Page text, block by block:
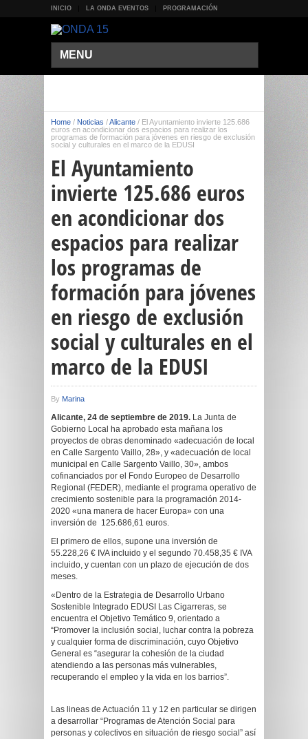
INICIO LA ONDA EVENTOS PROGRAMACIÓN
MENU
Home / Noticias /Alicante / El Ayuntamiento invierte 125.686
euros en acondicionar dos espacios para realizar los
programas de formación para jóvenes en riesgo de exclusión
social y culturales en el marco de la EDUSI
El Ayuntamiento
invierte 125.686 euros
en acondicionar dos
espacios para realizar
los programas de
formación para jóvenes
en riesgo de exclusión
social y culturales en el
marco de la EDUSI
By Marina
Alicante, 24 de septiembre de 2019. La Junta de
Gobierno Local ha aprobado esta mañana los
proyectos de obras denominado «adecuación de local
en Calle Sargento Vaillo, 28», y «adecuación de local
municipal en Calle Sargento Vaillo, 30», ambos
cofinanciados por el Fondo Europeo de Desarrollo
Regional (FEDER), mediante el programa operativo de
crecimiento sostenible para la programación 2014-
2020 «una manera de hacer Europa» con una
inversión de 125.686,61 euros.
El primero de ellos, supone una inversión de
55.228,26 € IVA incluido y el segundo 70.458,35 € IVA
incluido, y cuentan con un plazo de ejecución de dos
meses.
«Dentro de la Estrategia de Desarrollo Urbano
Sostenible Integrado EDUSI Las Cigarreras, se
encuentra el Objetivo Temático 9, orientado a
“Promover la inclusión social, luchar contra la pobreza
y cualquier forma de discriminación, cuyo Objetivo
General es “asegurar la cohesión de la ciudad
atendiendo a las personas más vulnerables,
recuperando el empleo y la vida en los barrios”.
Las lineas de Actuación 11 y 12 en particular se dirigen
a desarrollar “Programas de Atención Social para
personas y colectivos en situación de riesgo social” así